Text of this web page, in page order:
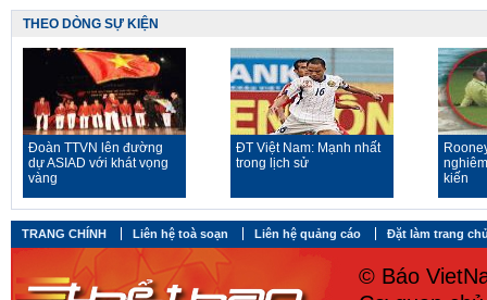
THEO DÒNG SỰ KIỆN
Đoàn TTVN lên đường
dự ASIAD với khát vọng
vàng
ĐT Việt Nam: Mạnh nhất
trong lịch sử
kiến
TRANG CHÍNH Liên hệ toà soạn Liên hệ quảng cáo Đặt làm trang
© Báo